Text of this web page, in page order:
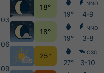
03
06
09
18°
18°
25°
19°
19°
27°
NNO
4-9
NNO
3-8
OSO
3-10